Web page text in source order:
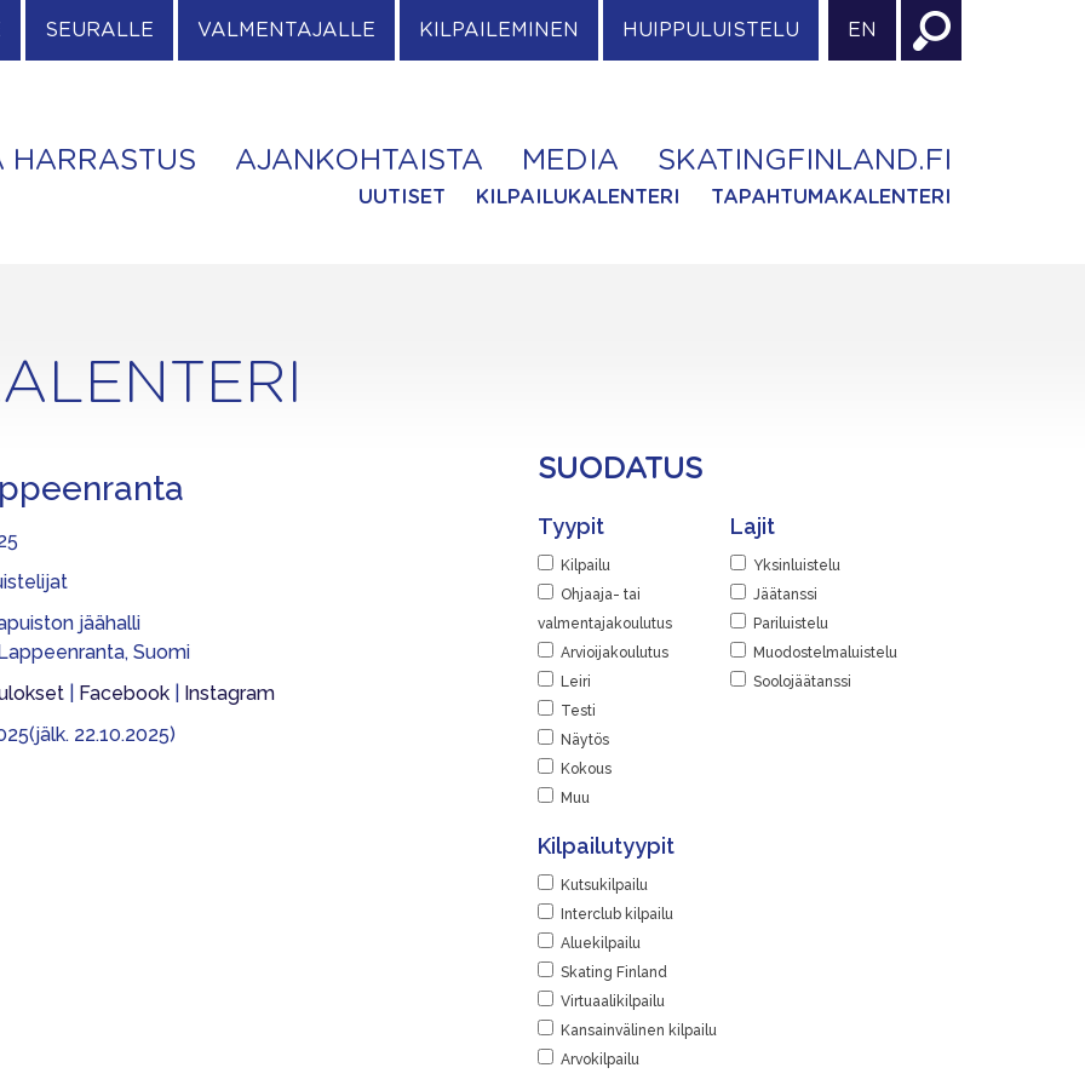
SEURALLE VALMENTAJALLE KILPAILEMINEN HUIPPULUISTELU EN
HARRASTUS AJANKOHTAISTA MEDIA SKATINGFINLAND.FI
UUTISET KILPAILUKALENTERI TAPAHTUMAKALENTERI
jäähalli
Suomi
Facebook
Instagram
22.10.2025)
SUODATUS
Tyypit
Kilpailu
Ohjaaja- tai
valmentajakoulutus
Arvioijakoulutus
Leiri
Testi
Näytös
Kokous
Muu
Lajit
Yksinluistelu
Jäätanssi
Pariluistelu
Muodostelmaluistelu
Soolojäätanssi
Kilpailutyypit
Kutsukilpailu
Interclub kilpailu
Aluekilpailu
Skating Finland
Virtuaalikilpailu
Kansainvälinen kilpailu
Arvokilpailu